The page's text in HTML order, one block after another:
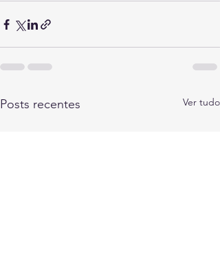
Posts recentes Ver tudo